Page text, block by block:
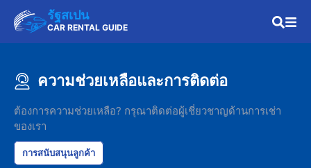
รัฐสเปน
CAR RENTAL GUIDE
ความช่วยเหลือและการติดต่อ
ต้องการความช่วยเหลือ? กรุณาติดต่อผู้เชี่ยวชาญด้านการเช่า
ของเรา
การสนับสนุนลูกค้า